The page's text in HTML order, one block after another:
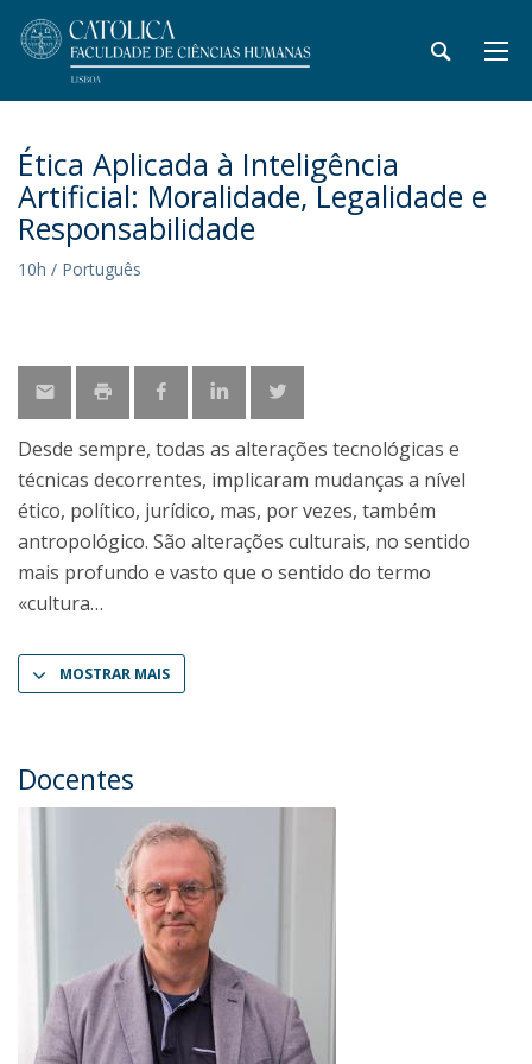
Ética Aplicada à Inteligência
Artificial: Moralidade, Legalidade e
Responsabilidade
10h / Português
Desde sempre, todas as alterações tecnológicas e
técnicas decorrentes, implicaram mudanças a nível
ético, político, jurídico, mas, por vezes, também
antropológico. São alterações culturais, no sentido
mais profundo e vasto que o sentido do termo
«cultura
MOSTRAR MAIS
Docentes